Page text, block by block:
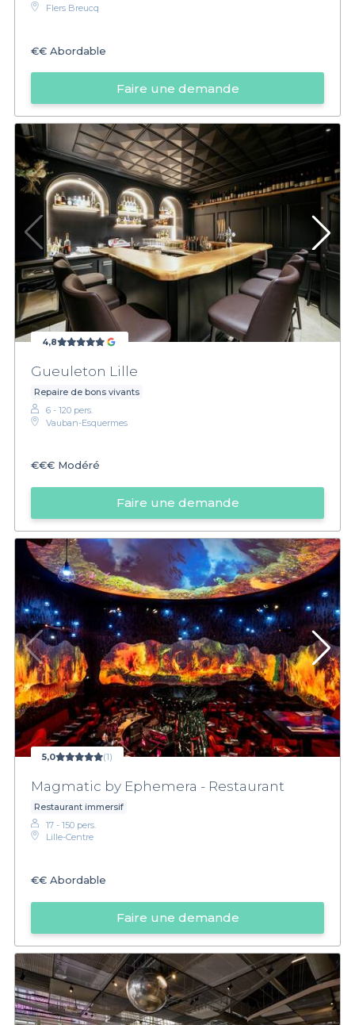
Flers Breucq
€€ Abordable
Faire une demande
4,8
Gueuleton Lille
Repaire de bons vivants
6 - 120 pers.
Vauban-Esquermes
€€€ Modéré
Faire une demande
5,0 (1)
Magmatic by Ephemera - Restaurant
Restaurant immersif
17 - 150 pers.
Lille-Centre
€€ Abordable
Faire une demande